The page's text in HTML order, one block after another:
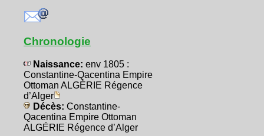
Chronologie
Naissance: env 1805 :
Constantine-Qacentina Empire
Ottoman ALGÉRIE Régence
d’Alger
Décès: Constantine-
Qacentina Empire Ottoman
ALGÉRIE Régence d’Alger